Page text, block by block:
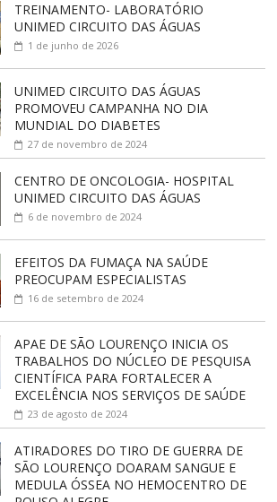
TREINAMENTO- LABORATÓRIO
UNIMED CIRCUITO DAS ÁGUAS
1 de junho de 2026
UNIMED CIRCUITO DAS ÁGUAS
PROMOVEU CAMPANHA NO DIA
MUNDIAL DO DIABETES
27 de novembro de 2024
CENTRO DE ONCOLOGIA- HOSPITAL
UNIMED CIRCUITO DAS ÁGUAS
6 de novembro de 2024
EFEITOS DA FUMAÇA NA SAÚDE
PREOCUPAM ESPECIALISTAS
16 de setembro de 2024
APAE DE SÃO LOURENÇO INICIA OS
TRABALHOS DO NÚCLEO DE PESQUISA
CIENTÍFICA PARA FORTALECER A
EXCELÊNCIA NOS SERVIÇOS DE SAÚDE
23 de agosto de 2024
ATIRADORES DO TIRO DE GUERRA DE
SÃO LOURENÇO DOARAM SANGUE E
MEDULA ÓSSEA NO HEMOCENTRO DE